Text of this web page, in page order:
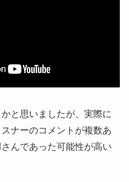
と思いましたが、実際に
ナーのコメントが複数あ
んであった可能性が高い